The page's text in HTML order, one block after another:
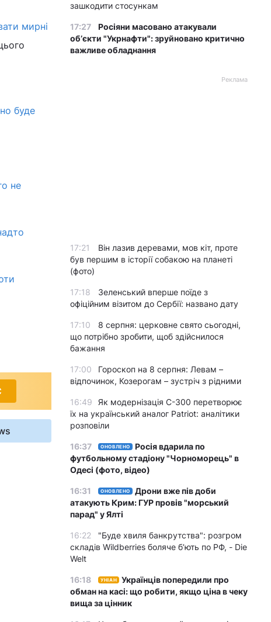
мирні
буде
не
зашкодити стосункам
17:27
Росіяни масовано атакували
обʼєкти "Укрнафти": зруйновано критично
важливе обладнання
Реклама
17:21
Він лазив деревами, мов кіт, проте
був першим в історії собакою на планеті
(фото)
17:18
Зеленський вперше поїде з
офіційним візитом до Сербії: названо дату
17:10
8 серпня: церковне свято сьогодні,
що потрібно зробити, щоб здійснилося
бажання
17:00
Гороскоп на 8 серпня: Левам –
відпочинок, Козерогам – зустріч з рідними
16:49
Як модернізація С-300 перетворює
їх на український аналог Patriot: аналітики
розповіли
16:37 ОНОВЛЕНО
Росія вдарила по
футбольному стадіону "Чорноморець" в
Одесі (фото, відео)
16:31 ОНОВЛЕНО
Дрони вже пів доби
атакують Крим: ГУР провів "морський
парад" у Ялті
16:22
"Буде хвиля банкрутства": розгром
складів Wildberries боляче бʼють по РФ, - Die
Welt
16:18 УНІАН
Українців попередили про
обман на касі: що робити, якщо ціна в чеку
вища за цінник